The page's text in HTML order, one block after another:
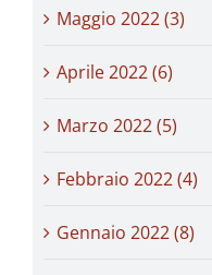
Maggio 2022 (3)
Aprile 2022 (6)
Marzo 2022 (5)
Febbraio 2022 (4)
Gennaio 2022 (8)